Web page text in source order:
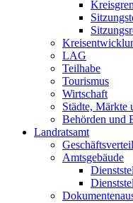
LAG
Teilhabe
Tourismus
Wirtschaft
Städte, Märkte
Behörden und
Landratsamt
Amtsgebäude